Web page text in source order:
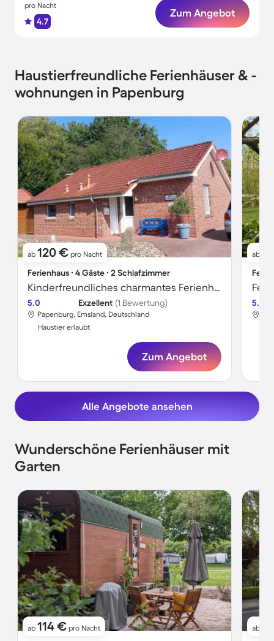
pro Nacht
4.7
Zum Angebot
Haustierfreundliche Ferienhäuser & -
wohnungen in Papenburg
ab 120 € pro Nacht
Ferienhaus ∙ 4 Gäste ∙ 2 Schlafzimmer
Kinderfreundliches charmantes Ferienhaus mit Terrasse, Grill und Garten | Haustiere sind willkommen
5.0 Exzellent (1 Bewertung)
Papenburg, Emsland, Deutschland
Haustier erlaubt
Zum Angebot
ab
5.0
Alle Angebote ansehen
Wunderschöne Ferienhäuser mit
Garten
ab 114 € pro Nacht ab